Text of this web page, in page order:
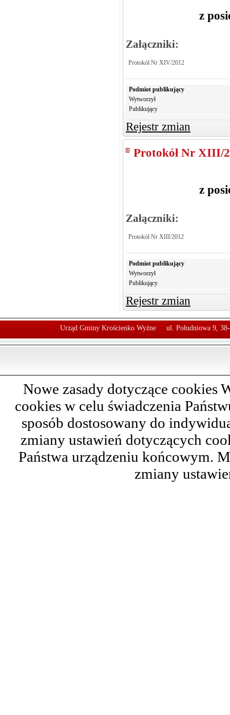
z
Załączniki:
Protokół Nr XIV/2012
Podmiot publikujący
Wytworzył
Publikujący
Rejestr zmian
Protokół Nr XIII/
z
Załączniki:
Protokół Nr XIII/2012
Podmiot publikujący
Wytworzył
Publikujący
Rejestr zmian
Urząd Gminy Krościenko Wyżne ul. Południowa 9,
Nowe zasady dotyczące cookies
cookies w celu świadczenia
sposób dostosowany do
zmiany ustawień dotyczących
Państwa urządzeniu końcowym.
zmiany